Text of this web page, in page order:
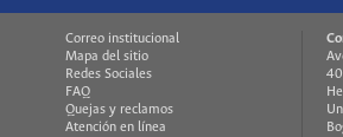
Correo institucional
Mapa del sitio
Redes Sociales
FAQ
Quejas y reclamos
Atención en línea